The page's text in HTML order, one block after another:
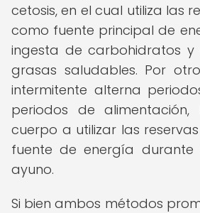
cetosis, en el cual utiliza las
como fuente principal de
ingesta de carbohidratos
grasas saludables. Por
intermitente alterna
periodos de
cuerpo a utilizar las
fuente de energía durante
ayuno.
Si bien ambos métodos